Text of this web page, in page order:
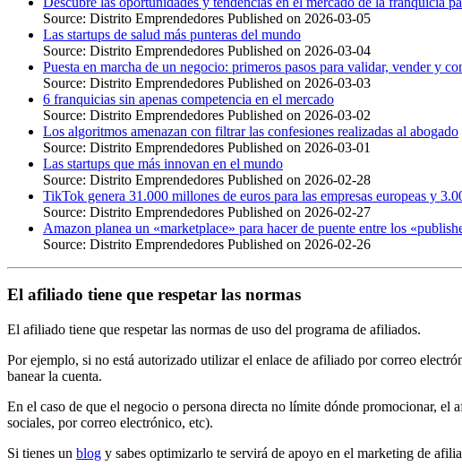
Source: Distrito Emprendedores Published on 2026-03-05
Las startups de salud más punteras del mundo
Source: Distrito Emprendedores Published on 2026-03-04
Puesta en marcha de un negocio: primeros pasos para validar, vender y
Source: Distrito Emprendedores Published on 2026-03-03
6 franquicias sin apenas competencia en el mercado
Source: Distrito Emprendedores Published on 2026-03-02
Los algoritmos amenazan con filtrar las confesiones realizadas al abogado
Source: Distrito Emprendedores Published on 2026-03-01
Las startups que más innovan en el mundo
Source: Distrito Emprendedores Published on 2026-02-28
TikTok genera 31.000 millones de euros para las empresas europeas y
Source: Distrito Emprendedores Published on 2026-02-27
Amazon planea un «marketplace» para hacer de puente entre los
Source: Distrito Emprendedores Published on 2026-02-26
El afiliado tiene que respetar las normas
El afiliado tiene que respetar las normas de uso del programa de afiliados.
Por ejemplo, si no está autorizado utilizar el enlace de afiliado por correo
banear la cuenta.
En el caso de que el negocio o persona directa no límite dónde promocionar,
sociales, por correo electrónico, etc).
Si tienes un blog y sabes optimizarlo te servirá de apoyo en el marketing de